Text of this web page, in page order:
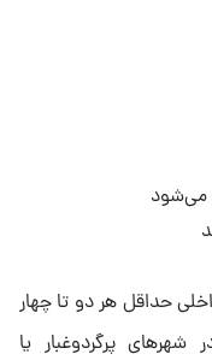
می‌شود
حداقل هر دو تا چهار
پرگردوغبار یا